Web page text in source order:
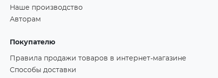
Наше производство
Авторам
Покупателю
Правила продажи товаров в интернет-магазине
Способы доставки